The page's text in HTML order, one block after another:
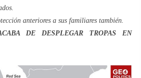
anteriores a sus familiares también.
DE DESPLEGAR TROPAS EN